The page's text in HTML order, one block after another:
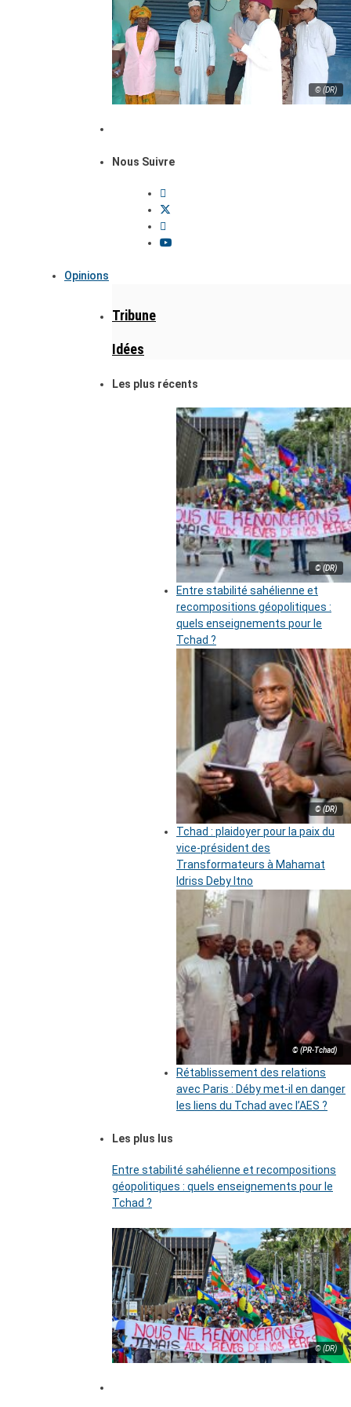
© (DR)
Nous Suivre
Opinions
Tribune
Idées
Les plus récents
© (DR)
Entre stabilité sahélienne et
recompositions géopolitiques :
quels enseignements pour le
Tchad ?
© (DR)
Tchad : plaidoyer pour la paix du
vice-président des
Transformateurs à Mahamat
Idriss Deby Itno
© (PR-Tchad)
Rétablissement des relations
avec Paris : Déby met-il en danger
les liens du Tchad avec l’AES ?
Les plus lus
Entre stabilité sahélienne et recompositions
géopolitiques : quels enseignements pour le
Tchad ?
© (DR)